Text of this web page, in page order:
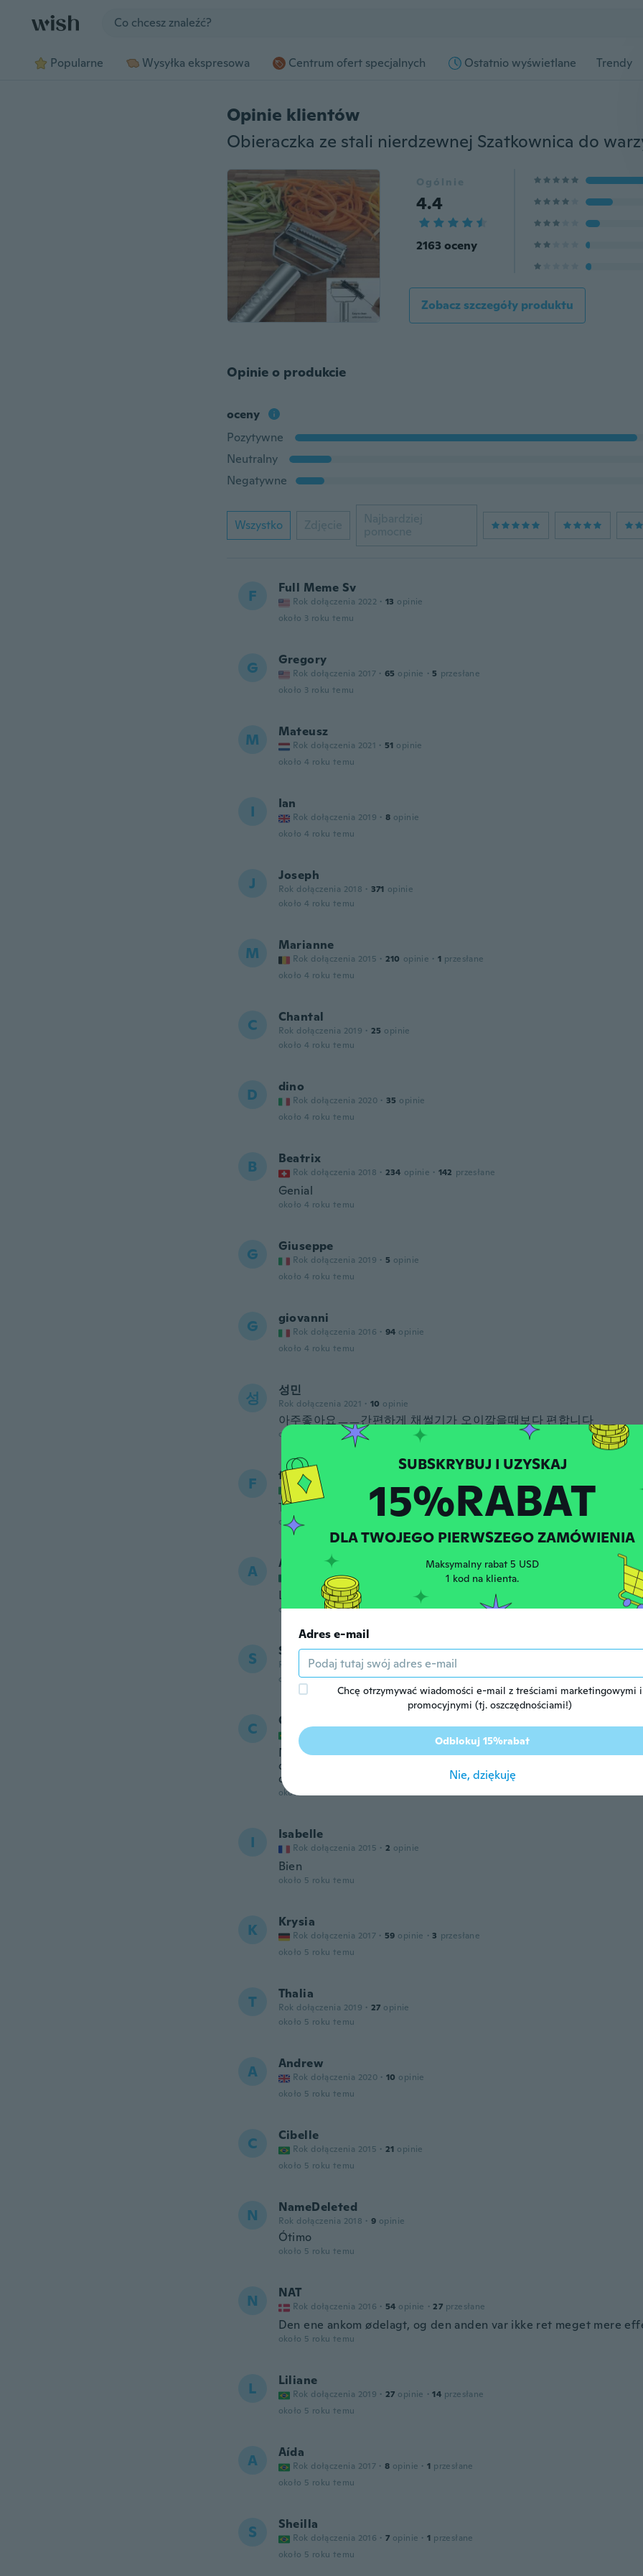
Popularne Wysyłka ekspresowa Centrum ofert specjalnych Ostatnio wyświetlane Trendy
Opinie klientów
Ogólnie
4.4
2163 oceny
Zobacz szczegóły produktu
Opinie o produkcie
oceny
Pozytywne
Neutralny
Negatywne
Wszystko Zdjęcie
Najbardziej
pomocne
F Full Meme Sv
Rok dołączenia 2022 · 13 opinie
około 3 roku temu
G Gregory
Rok dołączenia 2017 · 65 opinie · 5 przesłane
około 3 roku temu
M Mateusz
Rok dołączenia 2021 · 51 opinie
około 4 roku temu
I Ian
Rok dołączenia 2019 · 8 opinie
około 4 roku temu
J Joseph
Rok dołączenia 2018 · 371 opinie
około 4 roku temu
M Marianne
Rok dołączenia 2015 · 210 opinie · 1 przesłane
około 4 roku temu
C Chantal
Rok dołączenia 2019 · 25 opinie
około 4 roku temu
D dino
Rok dołączenia 2020 · 35 opinie
około 4 roku temu
B Beatrix
Rok dołączenia 2018 · 234 opinie · 142 przesłane
Genial
około 4 roku temu
G Giuseppe
Rok dołączenia 2019 · 5 opinie
około 4 roku temu
G giovanni
Rok dołączenia 2016 · 94 opinie
około 4 roku temu
성 성민
Rok dołączenia 2021 · 10 opinie
아주좋아요ㅡㅡ간편하게 채썰기가 오이깤을때보다 편합니다
około 4 roku temu
F filippo
Rok dołączenia 2021 · 52 opinie · 78 przesłane
Tutto ok
około 4 roku temu
A Alma Rosa
Rok dołączenia 2019
Lo usare, para ver qué tal funciona
około 4 roku temu
S Sarita
Rok dołączenia 2018 · 17 opinie
około 4 roku temu
C Cleia
Rok dołączenia 2019
Nossa bem simples sem dificuldade, testei hoje mesmo e funciona
descasca sem muito que esforçar recomendo sim pra não ter que
descascando com faca de cozinha esse aparelho me ajudou.
około 5 roku temu
I Isabelle
Rok dołączenia 2015 · 2 opinie
Bien
około 5 roku temu
K Krysia
Rok dołączenia 2017 · 59 opinie · 3 przesłane
około 5 roku temu
T Thalia
Rok dołączenia 2019 · 27 opinie
około 5 roku temu
A Andrew
Rok dołączenia 2020 · 10 opinie
około 5 roku temu
C Cibelle
Rok dołączenia 2015 · 21 opinie
około 5 roku temu
N NameDeleted
Rok dołączenia 2018 · 9 opinie
Ótimo
około 5 roku temu
N NAT
Rok dołączenia 2016 · 54 opinie · 27 przesłane
Den ene ankom ødelagt, og den anden var ikke ret meget mere
około 5 roku temu
L Liliane
Rok dołączenia 2019 · 27 opinie · 14 przesłane
około 5 roku temu
A Aída
Rok dołączenia 2017 · 8 opinie · 1 przesłane
około 5 roku temu
S Sheilla
Rok dołączenia 2016 · 7 opinie · 1 przesłane
około 5 roku temu
15%RABAT
DLA TWOJEGO PIERWSZEGO ZAMÓWIENIA
Maksymalny rabat 5 USD
1 kod na klienta.
Adres e-mail
Chcę otrzymywać wiadomości e-mail z treściami marketingowymi i
promocyjnymi (tj. oszczędnościami!)
Odblokuj 15%rabat
Nie, dziękuję